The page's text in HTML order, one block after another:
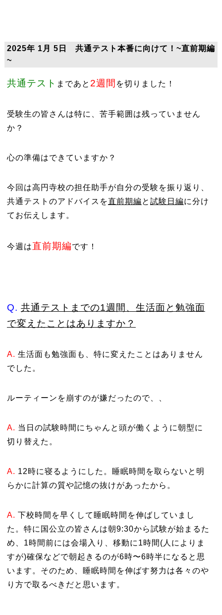
2025年 1月 5日 共通テスト本番に向けて！~直前期編
~
共通テスト まであと 2週間 を切りました！
受験生の皆さんは特に、苦手範囲は残っていません
か？
心の準備はできていますか？
今回は高円寺校の担任助手が自分の受験を振り返り、
共通テストのアドバイスを直前期編と 試験日編に分け
てお伝えします。
今週は直前期編です！
Q. 共通テストまでの1週間、生活面と勉強面
で変えたことはありますか？
A. 生活面も勉強面も、特に変えたことはありません
でした。
ルーティーンを崩すのが嫌だったので、、
A. 当日の試験時間にちゃんと頭が働くように朝型に
切り替えた。
A. 12時に寝るようにした。睡眠時間を取らないと明
らかに計算の質や記憶の抜けがあったから。
A. 下校時間を早くして睡眠時間を伸ばしていまし
た。特に国公立の皆さんは朝9:30から試験が始まるた
め、1時間前には会場入り、移動に1時間(人によりま
すが)確保などで朝起きるのが6時〜6時半になると思
います。そのため、睡眠時間を伸ばす努力は各々のや
り方で取るべきだと思います。